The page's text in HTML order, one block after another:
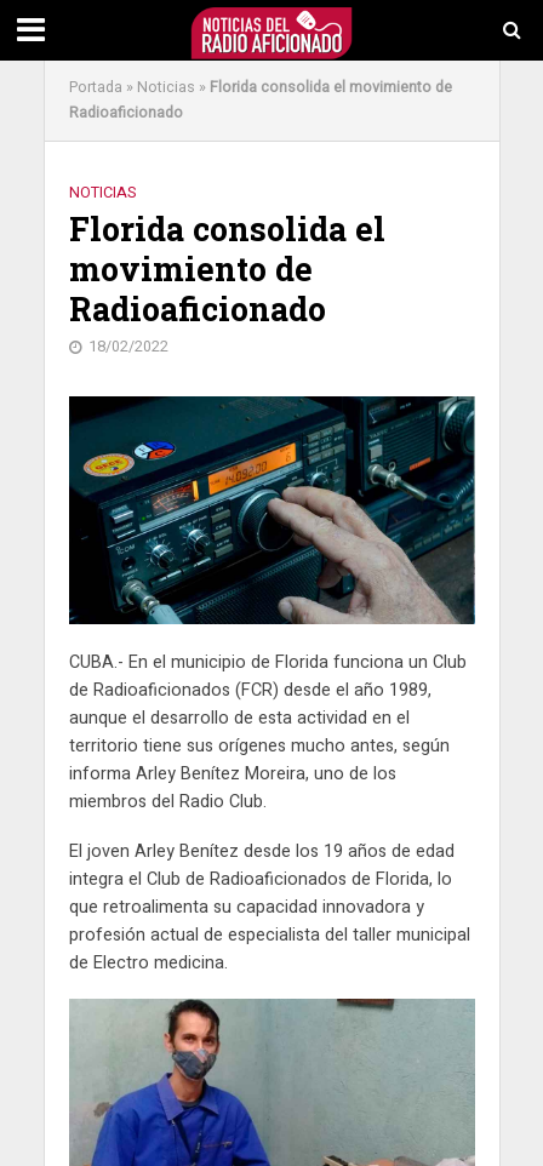
Portada » Noticias » Florida consolida el movimiento de
Radioaficionado
NOTICIAS
Florida consolida el
movimiento de
Radioaficionado
18/02/2022
CUBA.- En el municipio de Florida funciona un Club
de Radioaficionados (FCR) desde el año 1989,
aunque el desarrollo de esta actividad en el
territorio tiene sus orígenes mucho antes, según
informa Arley Benítez Moreira, uno de los
miembros del Radio Club.
El joven Arley Benítez desde los 19 años de edad
integra el Club de Radioaficionados de Florida, lo
que retroalimenta su capacidad innovadora y
profesión actual de especialista del taller municipal
de Electro medicina.